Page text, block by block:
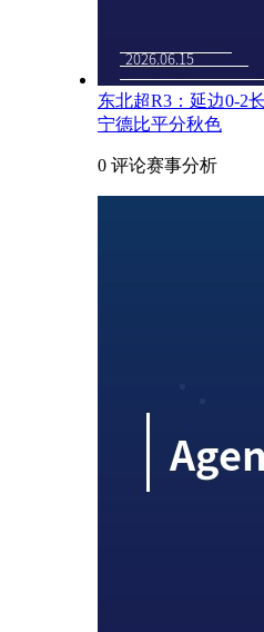
东北超R3：延边0-2
宁德比平分秋色
0 评论赛事分析